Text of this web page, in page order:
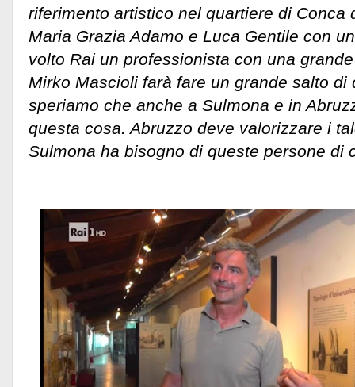
riferimento artistico nel quartiere di Conca
Maria Grazia Adamo e Luca Gentile con
volto Rai un professionista con una
Mirko Mascioli farà fare un grande salto di
speriamo che anche a Sulmona e in
questa cosa. Abruzzo deve valorizzare i
Sulmona ha bisogno di queste persone di